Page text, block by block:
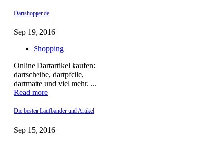
Dartshopper.de
Sep 19, 2016 |
Shopping
Online Dartartikel kaufen:
dartscheibe, dartpfeile,
dartmatte und viel mehr. ...
Read more
Die besten Laufbänder und Artikel
Sep 15, 2016 |